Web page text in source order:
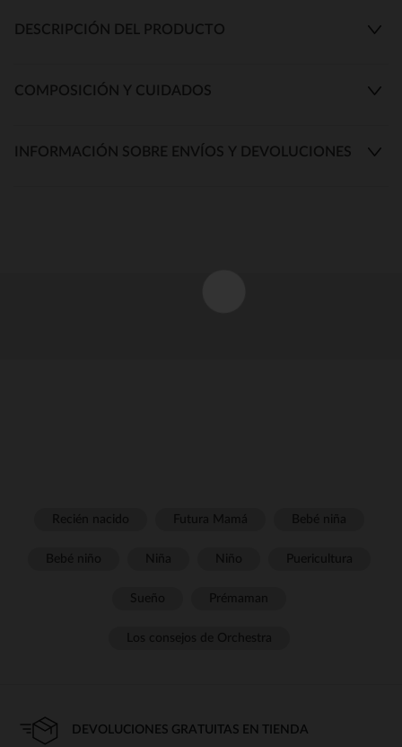
DESCRIPCIÓN DEL PRODUCTO
COMPOSICIÓN Y CUIDADOS
INFORMACIÓN SOBRE ENVÍOS Y DEVOLUCIONES
DEVOLUCIONES GRATUITAS EN TIENDA